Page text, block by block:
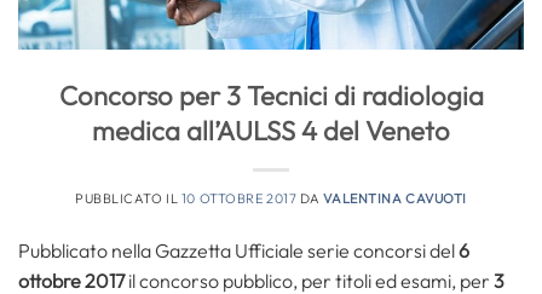
Concorso per 3 Tecnici di radiologia
medica all’AULSS 4 del Veneto
PUBBLICATO IL 10 OTTOBRE 2017 DAVALENTINA CAVUOTI
Pubblicato nella Gazzetta Ufficiale serie concorsi del6
ottobre 2017il concorso pubblico, per titoli ed esami, per 3